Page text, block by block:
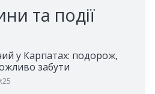
та події
у Карпатах: подорож,
забути